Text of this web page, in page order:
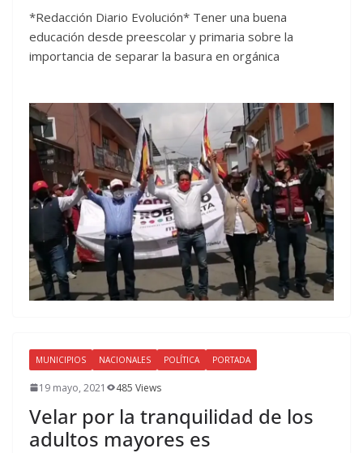
*Redacción Diario Evolución* Tener una buena
educación desde preescolar y primaria sobre la
importancia de separar la basura en orgánica
MUNICIPIOS NACIONALES POLÍTICA PORTADA
19 mayo, 2021 485 Views
Velar por la tranquilidad de los
adultos mayores es